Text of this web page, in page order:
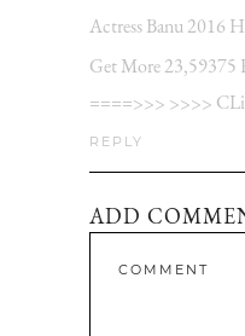
Actress Banu 2016
Get More 23,59375
====>>> >>>>
REPLY
ADD